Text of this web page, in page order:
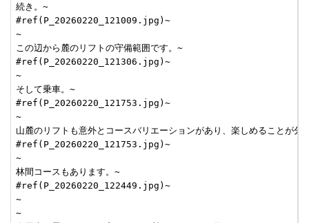
続き。~
#ref(P_20260220_121009.jpg)~
~
この辺から麓のリフトの守備範囲です。~
#ref(P_20260220_121306.jpg)~
~
そして乗車。~
#ref(P_20260220_121753.jpg)~
~
山麓のリフトも意外とコースバリエーションがあり、楽しめることが分
#ref(P_20260220_121753.jpg)~
~
林間コースもあります。~
#ref(P_20260220_122449.jpg)~
~
~